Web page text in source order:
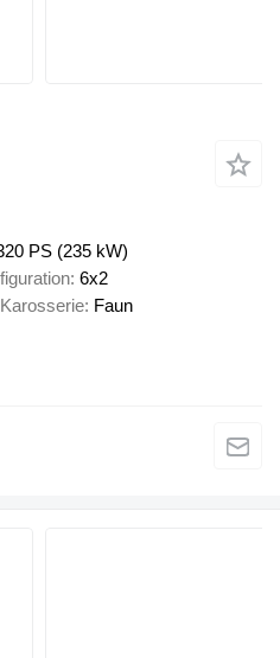
PS (235 kW)
6x2
Faun